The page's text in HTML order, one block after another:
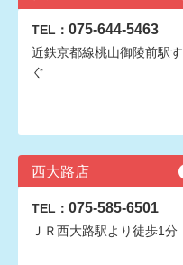
TEL： 075-644-5463
近鉄京都線桃山御陵前駅す
ぐ
西大路店
TEL： 075-585-6501
ＪＲ西大路駅より徒歩1分